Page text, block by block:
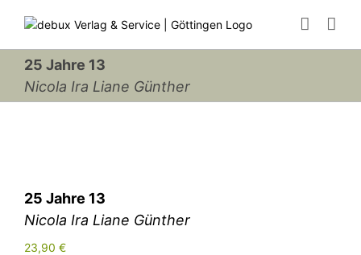
Inhalt
25 Jahre 13
Nicola Ira Liane Günther
25 Jahre 13
Nicola Ira Liane Günther
23,90 €